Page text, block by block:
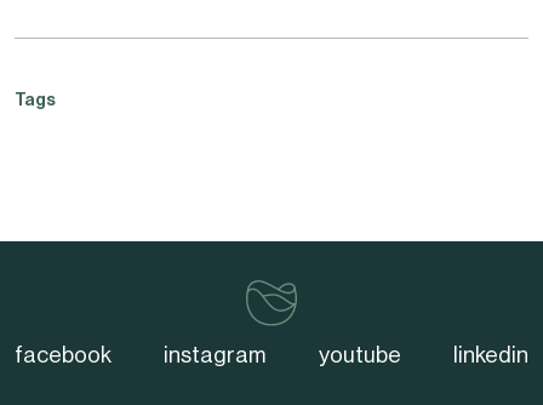
Tags
vinventions
facebook instagram youtube linkedin